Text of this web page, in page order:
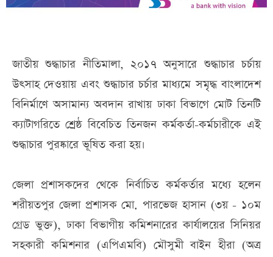
জাতীয় শুদ্ধাচার নীতিমালা, ২০১৭ অনুসারে শুদ্ধাচার চর্চায়
উৎসাহ দেওয়ায় এবং শুদ্ধাচার চর্চার মাধ্যমে সমৃদ্ধ বাংলাদেশ
বিনির্মাণে অসামান্য অবদান রাখায় ঢাকা বিভাগে মোট তিনটি
ক্যাটাগরিতে শ্রেষ্ঠ বিবেচিত তিনজন কর্মকর্তা-কর্মচারীকে এই
শুদ্ধাচার পুরষ্কারে ভূষিত করা হয়।
জেলা প্রশাসকদের থেকে নির্বাচিত কর্মকর্তার মধ্যে হলেন
শরীয়তপুর জেলা প্রশাসক মো. পারভেজ হাসান (৩য় - ১০ম
গ্রেড ভুক্ত), ঢাকা বিভাগীয় কমিশনারের কার্যালয়ের সিনিয়র
সহকারী কমিশনার (এপিএমবি) মৌসুমী বাইন হীরা (অত্র